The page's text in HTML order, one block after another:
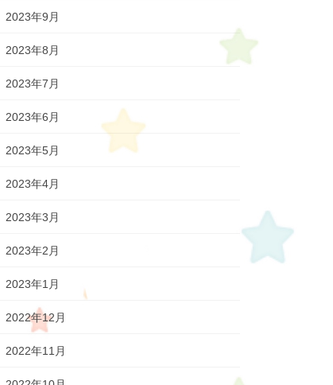
2023年9月
2023年8月
2023年7月
2023年6月
2023年5月
2023年4月
2023年3月
2023年2月
2023年1月
2022年12月
2022年11月